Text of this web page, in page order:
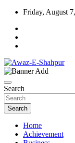
Skip
content
Friday, August
Awaz-E-
Search
Search
Home
Achievement